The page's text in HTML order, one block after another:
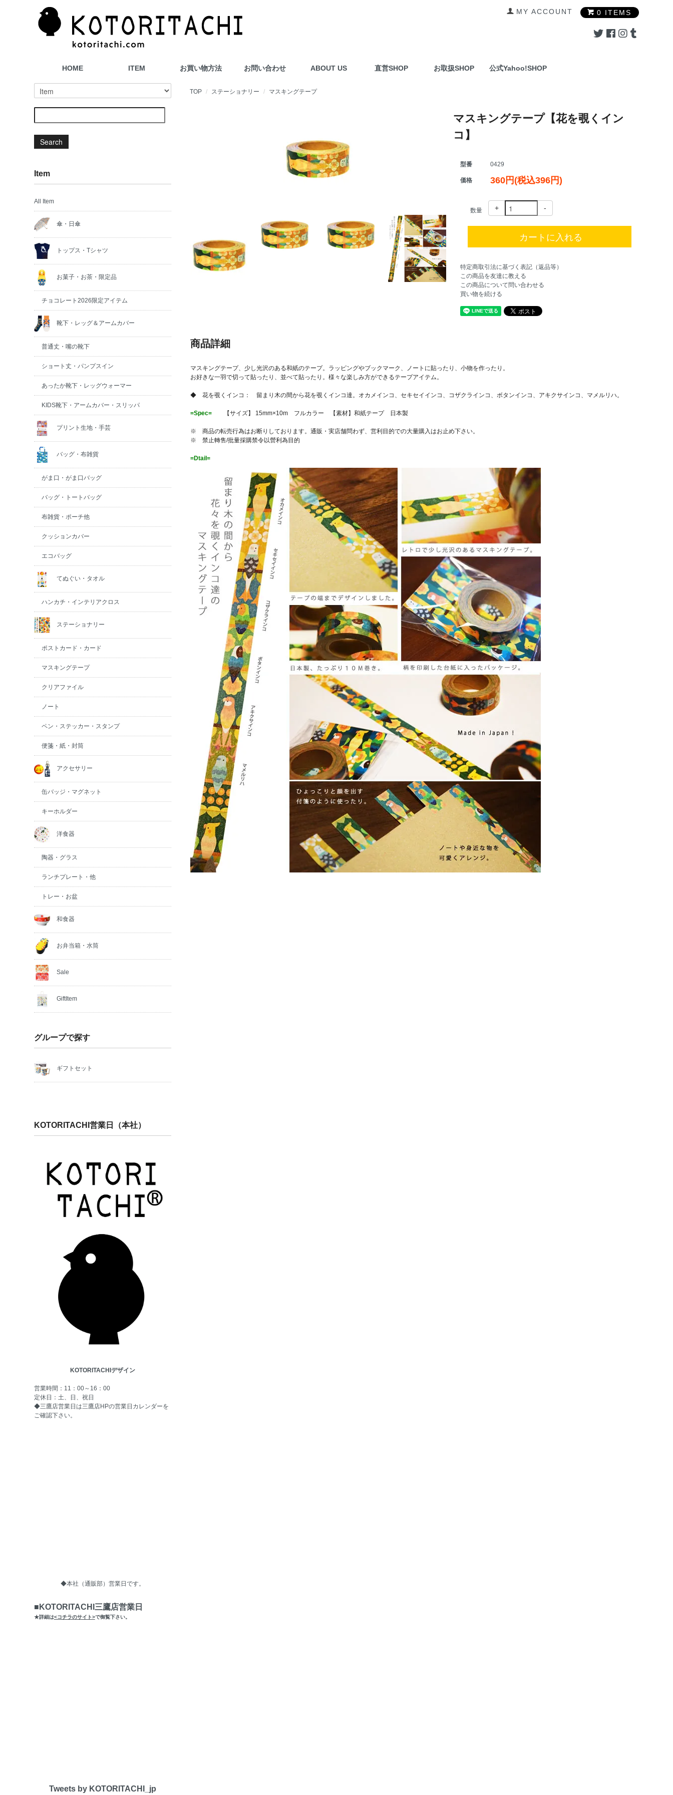
MY ACCOUNT 0 ITEMS
HOME ITEM お買い物方法 お問い合わせ ABOUT US 直営SHOP お取扱SHOP 公式Yahoo!SHOP
TOP ステーショナリー マスキングテープ
マスキングテープ【花を覗くイン
コ】
型番 0429
価格 360円(税込396円)
数量 + -
特定商取引法に基づく表記（返品等）
この商品を友達に教える
この商品について問い合わせる
買い物を続ける
商品詳細
マスキングテープ、少し光沢のある和紙のテープ。ラッピングやブックマーク、ノートに貼ったり、小物を作ったり。
お好きな一羽で切って貼ったり、並べて貼ったり。様々な楽しみ方ができるテープアイテム。
◆ 花を覗くインコ： 留まり木の間から花を覗くインコ達。オカメインコ、セキセイインコ、コザクラインコ、ボタンインコ、アキクサインコ、マメルリハ。
=Spec=【サイズ】 15mm×10m フルカラー 【素材】和紙テープ 日本製
※ 商品の転売行為はお断りしております。通販・実店舗問わず、営利目的での大量購入はお止め下さい。
※ 禁止轉售/批量採購禁令以營利為目的
=Dtail=
Search
Item
All Item
傘・日傘
トップス・Tシャツ
お菓子・お茶・限定品
チョコレート2026限定アイテム
靴下・レッグ＆アームカバー
普通丈・嘴の靴下
ショート丈・パンプスイン
あったか靴下・レッグウォーマー
KIDS靴下・アームカバー・スリッパ
プリント生地・手芸
バッグ・布雑貨
がま口・がま口バッグ
バッグ・トートバッグ
布雑貨・ポーチ他
クッションカバー
エコバッグ
てぬぐい・タオル
ハンカチ・インテリアクロス
ステーショナリー
ポストカード・カード
マスキングテープ
クリアファイル
ノート
ペン・ステッカー・スタンプ
便箋・紙・封筒
アクセサリー
缶バッジ・マグネット
キーホルダー
洋食器
陶器・グラス
ランチプレート・他
トレー・お盆
和食器
お弁当箱・水筒
Sale
GiftItem
グループで探す
ギフトセット
KOTORITACHI営業日（本社）
KOTORITACHIデザイン
営業時間：11：00～16：00
定休日：土、日、祝日
◆三鷹店営業日は三鷹店HPの営業日カレンダーを
ご確認下さい。
◆本社（通販部）営業日です。
■KOTORITACHI三鷹店営業日
★詳細は<コチラのサイト>で御覧下さい。
Tweets by KOTORITACHI_jp